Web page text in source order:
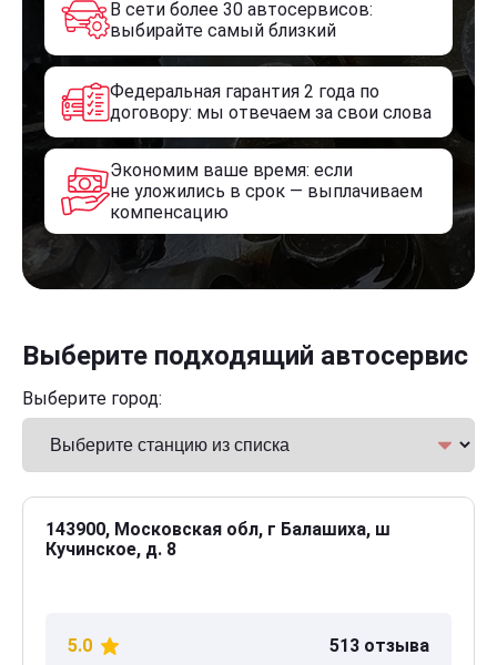
В сети более 30 автосервисов:
выбирайте самый близкий
Федеральная гарантия 2 года по
договору: мы отвечаем за свои слова
Экономим ваше время: если
не уложились в срок — выплачиваем
компенсацию
Выберите подходящий автосервис
Выберите город:
143900, Московская обл, г Балашиха, ш
Кучинское, д. 8
5.0 513 отзыва